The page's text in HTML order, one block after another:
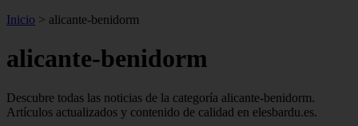
Inicio > alicante-benidorm
alicante-benidorm
Descubre todas las noticias de la categoría alicante-benidorm.
Artículos actualizados y contenido de calidad en elesbardu.es.